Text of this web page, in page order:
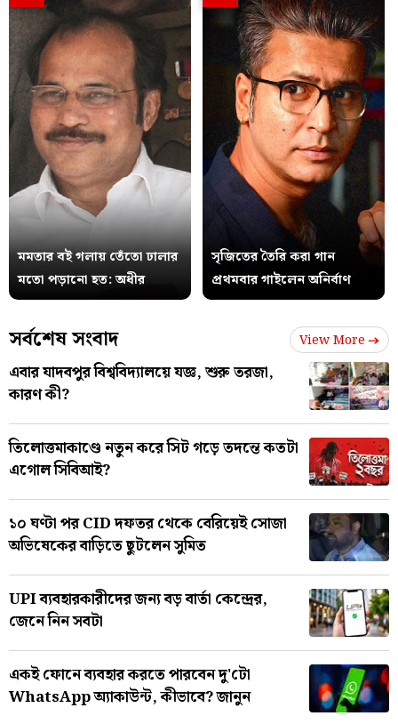
মমতার বই গলায় তেঁতো ঢালার
মতো পড়ানো হত: অধীর
সৃজিতের তৈরি করা গান
প্রথমবার গাইলেন অনির্বাণ
সর্বশেষ সংবাদ View More
এবার যাদবপুর বিশ্ববিদ্যালয়ে যজ্ঞ, শুরু তরজা,
কারণ কী?
তিলোত্তমাকাণ্ডে নতুন করে সিট গড়ে তদন্তে কতটা
এগোল সিবিআই?
১০ ঘণ্টা পর CID দফতর থেকে বেরিয়েই সোজা
অভিষেকের বাড়িতে ছুটলেন সুমিত
UPI ব্যবহারকারীদের জন্য বড় বার্তা কেন্দ্রের,
জেনে নিন সবটা
একই ফোনে ব্যবহার করতে পারবেন দু'টো
WhatsApp অ্যাকাউন্ট, কীভাবে? জানুন